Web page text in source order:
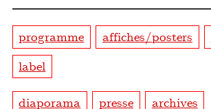
programme affiches/posters
label
diaporama presse archives